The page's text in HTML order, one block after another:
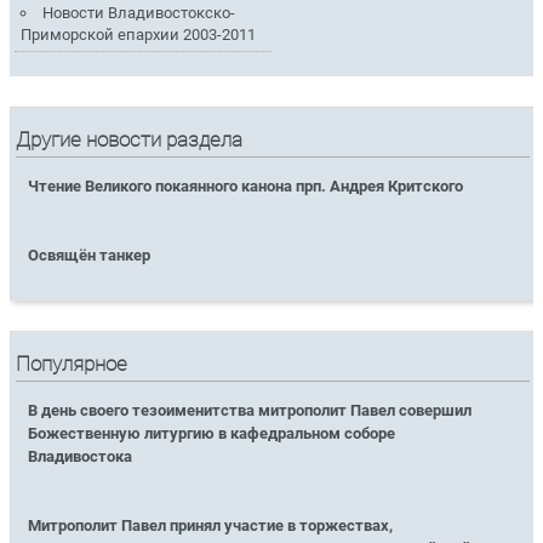
Новости Владивостокско-
Приморской епархии 2003-2011
Другие новости раздела
Чтение Великого покаянного канона прп. Андрея Критского
Освящён танкер
Популярное
В день своего тезоименитства митрополит Павел совершил
Божественную литургию в кафедральном соборе
Владивостока
Митрополит Павел принял участие в торжествах,